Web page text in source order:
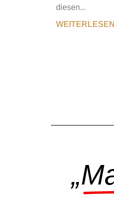
diesen...
WEITERLESEN